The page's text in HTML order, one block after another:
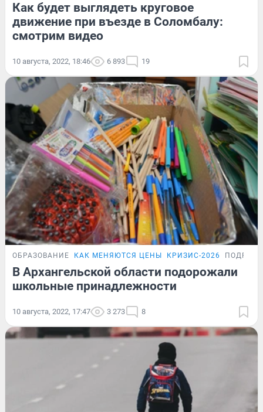
Как будет выглядеть круговое
движение при въезде в Соломбалу:
смотрим видео
10 августа, 2022, 18:46 6 893 19
ОБРАЗОВАНИЕ КАК МЕНЯЮТСЯ ЦЕНЫ КРИЗИС-2026
В Архангельской области подорожали
школьные принадлежности
10 августа, 2022, 17:47 3 273 8